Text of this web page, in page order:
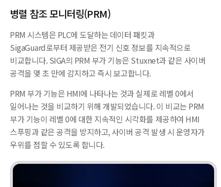
병렬 참조 모니터링(PRM)
PRM 시스템은 PLC에 도달하는 데이터 패킷과
SigaGuard로부터 제공받은 전기 신호 정보를 지속적으로
비교합니다. SIGA의 PRM 부가 기능은 Stuxnet과 같은 사이버
공격을 몇 초 만에 감지하고 즉시 보고합니다.
PRM 부가 기능은 HMI에 나타나는 것과 실제로 레벨 0에서
일어나는 것을 비교하기 위해 개발되었습니다. 이 비교는 PRM
부가 기능이 레벨 0에 대한 지속적인 시각화를 제공하여 HMI
스푸핑과 같은 공격을 방지하고, 사이버 공격 발생 시 운영자가
우위를 점할 수 있도록 합니다.